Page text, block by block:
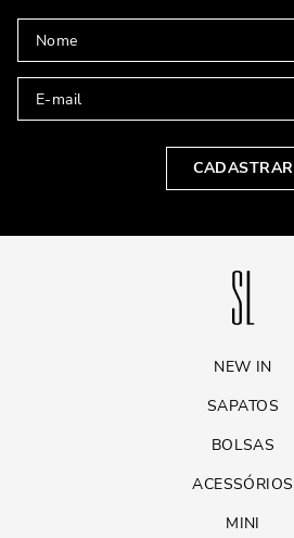
CADASTRAR
NEW IN
SAPATOS
BOLSAS
ACESSÓRIOS
MINI